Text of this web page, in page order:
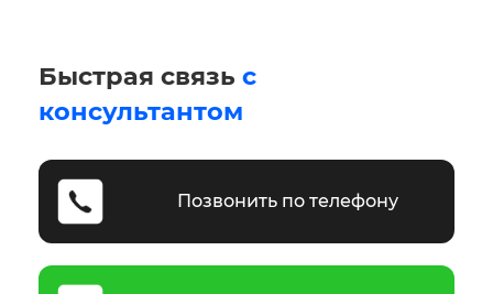
Быстрая связь с
консультантом
Позвонить по телефону